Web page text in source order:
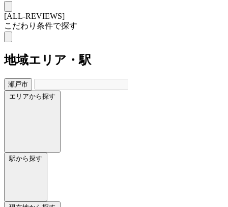
[ALL-REVIEWS]
こだわり条件で探す
地域エリア・駅
瀬戸市
エリアから探す
駅から探す